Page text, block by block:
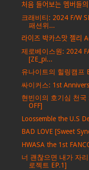
처음 들어보는
크래비티: 2024 F/W
패션위...
라이즈 박카스맛
제로베이스원: 2024
[ZE_pi...
유나이트의 힐링캠프
싸이커스: 1st
현빈이의 호기심 천
OFF]
Loossemble the U.S
BAD LOVE [Sweet
HWASA the 1st
너 괜찮으면 내가 자
로젝트 EP.1]